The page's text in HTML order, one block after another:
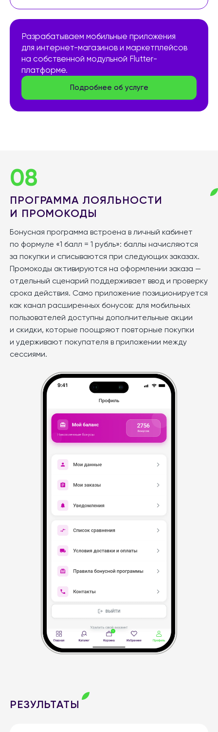
Разрабатываем мобильные приложения
для интернет-магазинов и маркетплейсов
на собственной модульной Flutter-
платформе.
Подробнее об услуге
08
ПРОГРАММА ЛОЯЛЬНОСТИ
И ПРОМОКОДЫ
Бонусная программа встроена в личный кабинет
по формуле «1 балл = 1 рубль»: баллы начисляются
за покупки и списываются при следующих заказах.
Промокоды активируются на оформлении заказа —
отдельный сценарий поддерживает ввод и проверку
срока действия. Само приложение позиционируется
как канал расширенных бонусов: для мобильных
пользователей доступны дополнительные акции
и скидки, которые поощряют повторные покупки
и удерживают покупателя в приложении между
сессиями.
РЕЗУЛЬТАТЫ